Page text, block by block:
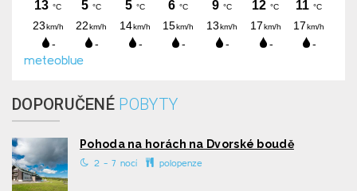
meteoblue
DOPORUČENÉ POBYTY
Pohoda na horách na Dvorské boudě
2 - 7 nocí polopenze